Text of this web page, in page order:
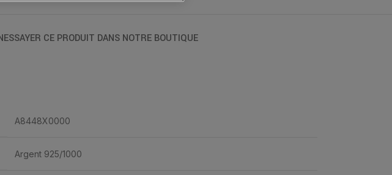
ESSAYER CE PRODUIT DANS NOTRE BOUTIQUE
A8448X0000
Argent 925/1000